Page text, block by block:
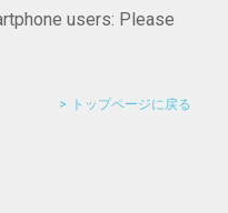
users: Please
トップページに戻る